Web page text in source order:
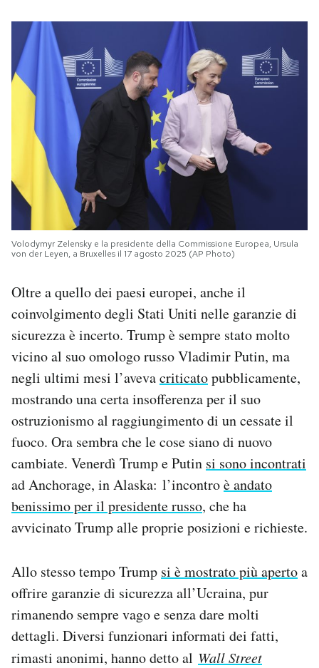
Volodymyr Zelensky e la presidente della Commissione Europea, Ursula
von der Leyen, a Bruxelles il 17 agosto 2025 (AP Photo)
Oltre a quello dei paesi europei, anche il
coinvolgimento degli Stati Uniti nelle garanzie di
sicurezza è incerto. Trump è sempre stato molto
vicino al suo omologo russo Vladimir Putin, ma
negli ultimi mesi l’avevacriticatopubblicamente,
mostrando una certa insofferenza per il suo
ostruzionismo al raggiungimento di un cessate il
fuoco. Ora sembra che le cose siano di nuovo
cambiate. Venerdì Trump e Putin si sono incontrati
ad Anchorage, in Alaska: l’incontroè andato
benissimo per il presidente russo, che ha
avvicinato Trump alle proprie posizioni e richieste.
Allo stesso tempo Trump si è mostrato più apertoa
offrire garanzie di sicurezza all’Ucraina, pur
rimanendo sempre vago e senza dare molti
dettagli. Diversi funzionari informati dei fatti,
rimasti anonimi, hanno detto al Wall Street